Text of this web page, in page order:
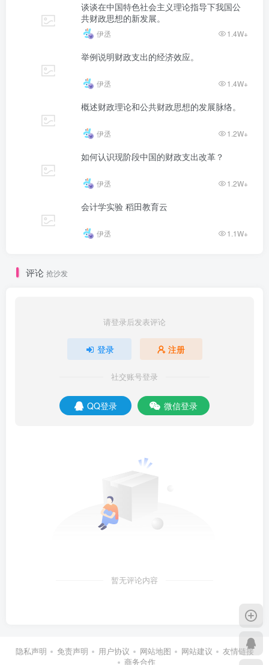
谈谈在中国特色社会主义理论指导下我国公
共财政思想的新发展。
伊丞 1.4W+
举例说明财政支出的经济效应。
伊丞 1.4W+
概述财政理论和公共财政思想的发展脉络。
伊丞 1.2W+
如何认识现阶段中国的财政支出改革？
伊丞 1.2W+
会计学实验 稻田教育云
伊丞 1.1W+
评论 抢沙发
请登录后发表评论
登录 注册
社交账号登录
QQ登录 微信登录
暂无评论内容
隐私声明 免责声明 用户协议 网站地图 网站建议
友情链接
商务合作